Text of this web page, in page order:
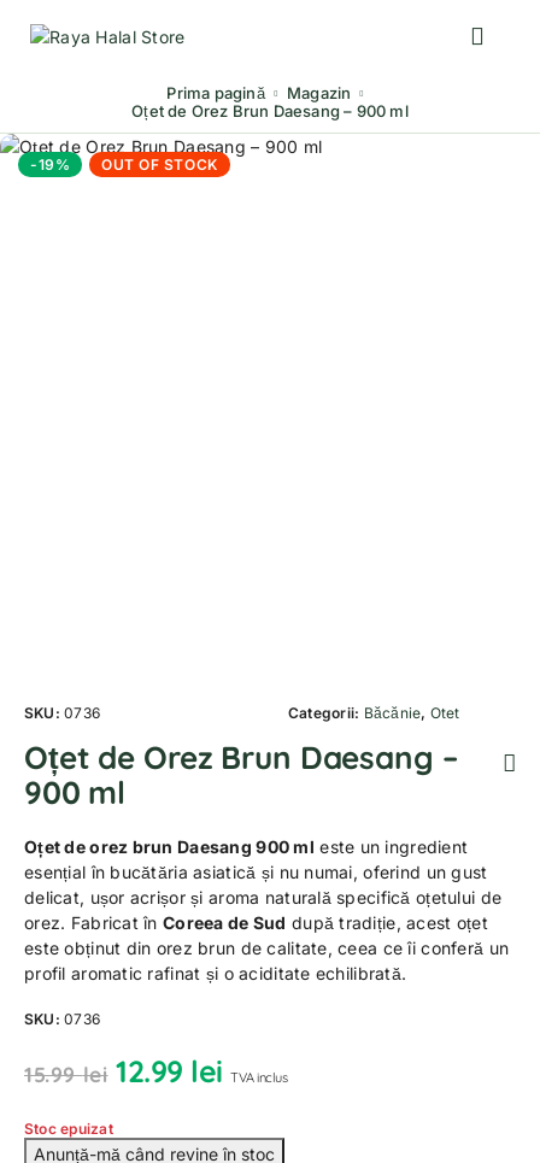
Prima pagină
Magazin
Oțet de Orez Brun Daesang – 900 ml
-19% OUT OF STOCK
SKU:0736 Categorii: Băcănie, Otet
Oțet de Orez Brun Daesang –
900 ml
Oțet de orez brun Daesang 900 ml este un ingredient
esențial în bucătăria asiatică și nu numai, oferind un gust
delicat, ușor acrișor și aroma naturală specifică oțetului de
orez. Fabricat înCoreea de Sud după tradiție, acest oțet
este obținut din orez brun de calitate, ceea ce îi conferă un
profil aromatic rafinat și o aciditate echilibrată.
SKU:0736
15.99lei 12.99 lei TVA inclus
Stoc epuizat